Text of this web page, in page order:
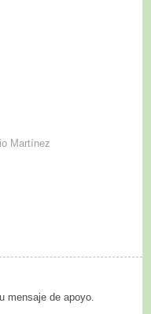
Martínez
mensaje de apoyo.